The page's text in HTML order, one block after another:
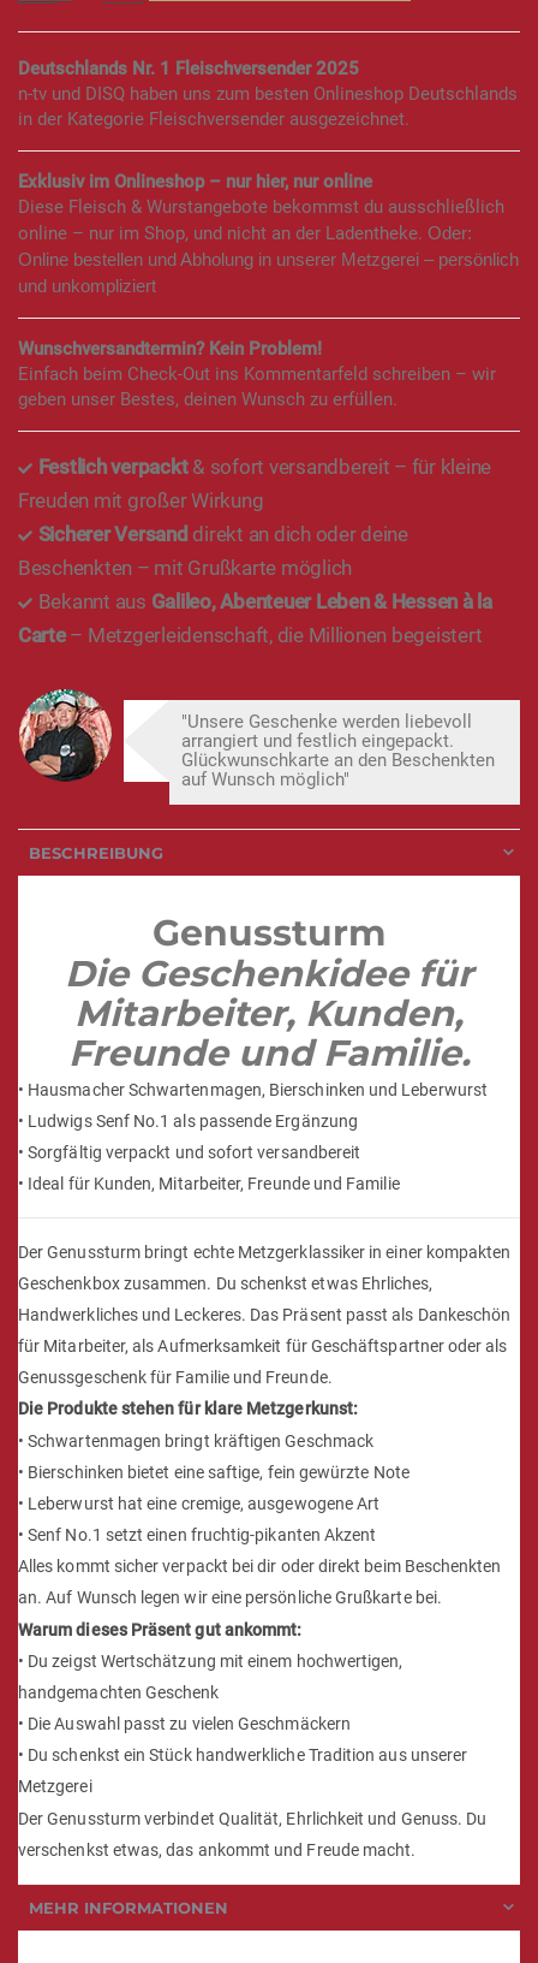
Deutschlands Nr. 1 Fleischversender 2025
n-tv und DISQ haben uns zum besten Onlineshop Deutschlands
in der Kategorie Fleischversender ausgezeichnet.
Exklusiv im Onlineshop – nur hier, nur online
Diese Fleisch & Wurstangebote bekommst du ausschließlich
online – nur im Shop, und nicht an der Ladentheke. Oder:
Online bestellen und Abholung in unserer Metzgerei – persönlich
und unkompliziert
Wunschversandtermin? Kein Problem!
Einfach beim Check-Out ins Kommentarfeld schreiben – wir
geben unser Bestes, deinen Wunsch zu erfüllen.
Festlich verpackt& sofort versandbereit – für kleine
Freuden mit großer Wirkung
Sicherer Versand direkt an dich oder deine
Beschenkten – mit Grußkarte möglich
Bekannt aus Galileo, Abenteuer Leben & Hessen à la
Carte– Metzgerleidenschaft, die Millionen begeistert
"Unsere Geschenke werden liebevoll
arrangiert und festlich eingepackt.
Glückwunschkarte an den Beschenkten
auf Wunsch möglich"
BESCHREIBUNG
Genussturm
Die Geschenkidee für
Mitarbeiter, Kunden,
Freunde und Familie.
• Hausmacher Schwartenmagen, Bierschinken und Leberwurst
• Ludwigs Senf No.1 als passende Ergänzung
• Sorgfältig verpackt und sofort versandbereit
• Ideal für Kunden, Mitarbeiter, Freunde und Familie
Der Genussturm bringt echte Metzgerklassiker in einer kompakten
Geschenkbox zusammen. Du schenkst etwas Ehrliches,
Handwerkliches und Leckeres. Das Präsent passt als Dankeschön
für Mitarbeiter, als Aufmerksamkeit für Geschäftspartner oder als
Genussgeschenk für Familie und Freunde.
Die Produkte stehen für klare Metzgerkunst:
• Schwartenmagen bringt kräftigen Geschmack
• Bierschinken bietet eine saftige, fein gewürzte Note
• Leberwurst hat eine cremige, ausgewogene Art
• Senf No.1 setzt einen fruchtig-pikanten Akzent
Alles kommt sicher verpackt bei dir oder direkt beim Beschenkten
an. Auf Wunsch legen wir eine persönliche Grußkarte bei.
Warum dieses Präsent gut ankommt:
• Du zeigst Wertschätzung mit einem hochwertigen,
handgemachten Geschenk
• Die Auswahl passt zu vielen Geschmäckern
• Du schenkst ein Stück handwerkliche Tradition aus unserer
Metzgerei
Der Genussturm verbindet Qualität, Ehrlichkeit und Genuss. Du
verschenkst etwas, das ankommt und Freude macht.
MEHR INFORMATIONEN